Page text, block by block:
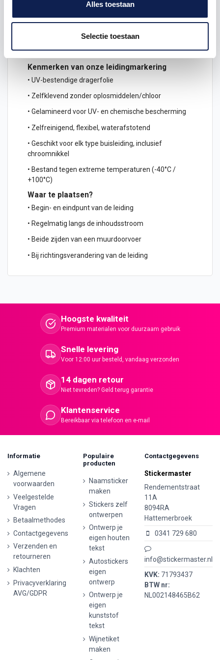
Alles toestaan
Selectie toestaan
Omschrijving
Product details
Kenmerken van onze leidingmarkering
• UV-bestendige dragerfolie
• Zelfklevend zonder oplosmiddelen/chloor
• Gelamineerd voor UV- en chemische bescherming
• Zelfreinigend, flexibel, waterafstotend
• Geschikt voor elk type buisleiding, inclusief
chroomnikkel
• Bestand tegen extreme temperaturen (-40°C /
+100°C)
Waar te plaatsen?
• Begin- en eindpunt van de leiding
• Regelmatig langs de inhoudsstroom
• Beide zijden van een muurdoorvoer
• Bij richtingsverandering van de leiding
Hoogste kwaliteit
Premium materialen voor duurzaam gebruik
Snelle levering
Voor 12:00 uur besteld, vandaag verzonden
14 dagen retour
Niet tevreden? Geld terug garantie
Klantenservice
Bereikbaar via telefoon en e-mail
Informatie
Algemene
voorwaarden
Veelgestelde
Vragen
Betaalmethodes
Contactgegevens
Verzenden en
retourneren
Klachten
Privacyverklaring
AVG/GDPR
Populaire
producten
Naamsticker
maken
Stickers zelf
ontwerpen
Ontwerp je
eigen houten
tekst
Autostickers
eigen
ontwerp
Ontwerp je
eigen
kunststof
tekst
Wijnetiket
maken
Contactgegevens
Stickermaster
Rendementstraat
11A
8094RA
Hattemerbroek
0341 729 680
info@stickermaster.nl
KVK: 71793437
BTW nr:
NL002148465B62